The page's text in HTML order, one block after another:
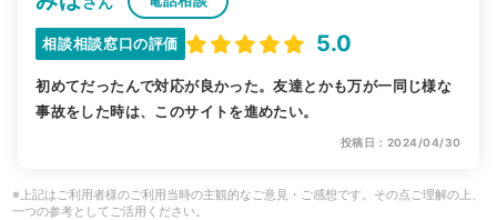
相談相談窓口の評価 5.0
初めてだったんで対応が良かった。友達とかも万が一同じ様な
事故をした時は、このサイトを進めたい。
投稿日：2024/04/30
※上記はご利用者様のご利用当時の主観的なご意見・ご感想です。その点ご理解の上、
一つの参考としてご活用ください。